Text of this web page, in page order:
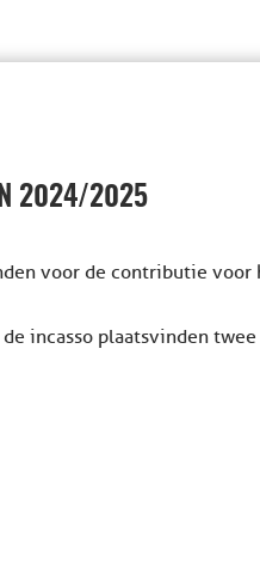
2024/2025
voor de contributie voor
incasso plaatsvinden